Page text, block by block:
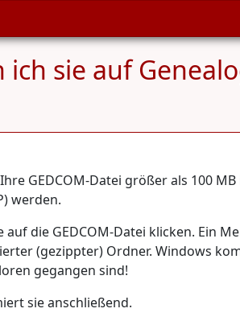
ich sie auf
GEDCOM-Datei größer als 100
werden.
die GEDCOM-Datei klicken. Ein
(gezippter) Ordner. Windows
gegangen sind!
sie anschließend.